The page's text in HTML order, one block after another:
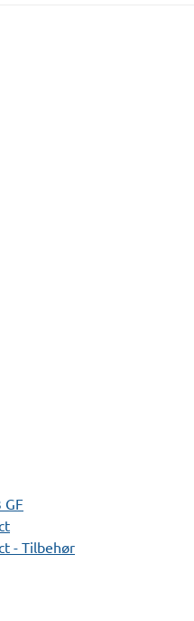
GF
- Tilbehør